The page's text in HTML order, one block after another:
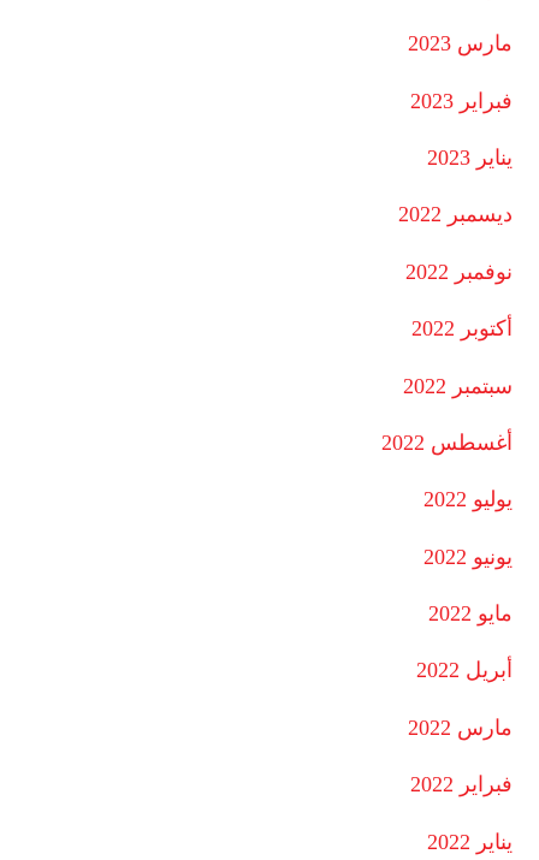
مارس 2023
فبراير 2023
يناير 2023
ديسمبر 2022
نوفمبر 2022
أكتوبر 2022
سبتمبر 2022
أغسطس 2022
يوليو 2022
يونيو 2022
مايو 2022
أبريل 2022
مارس 2022
فبراير 2022
يناير 2022